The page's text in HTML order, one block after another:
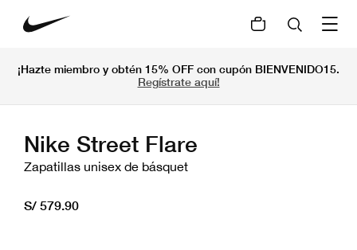
¡Hazte miembro y obtén 15% OFF con cupón BIENVENIDO15.
Regístrate aquí!
Nike Street Flare
Zapatillas unisex de básquet
S/ 579.90